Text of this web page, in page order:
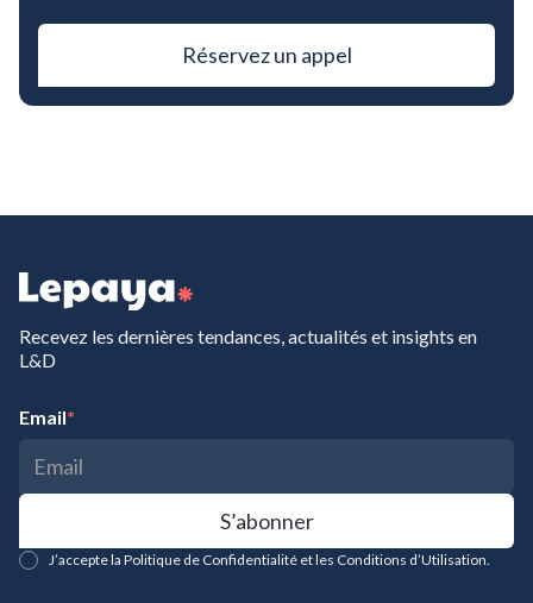
Réservez un appel
Recevez les dernières tendances, actualités et insights en
L&D
Email*
J’accepte la Politique de Confidentialité et les Conditions d’Utilisation.